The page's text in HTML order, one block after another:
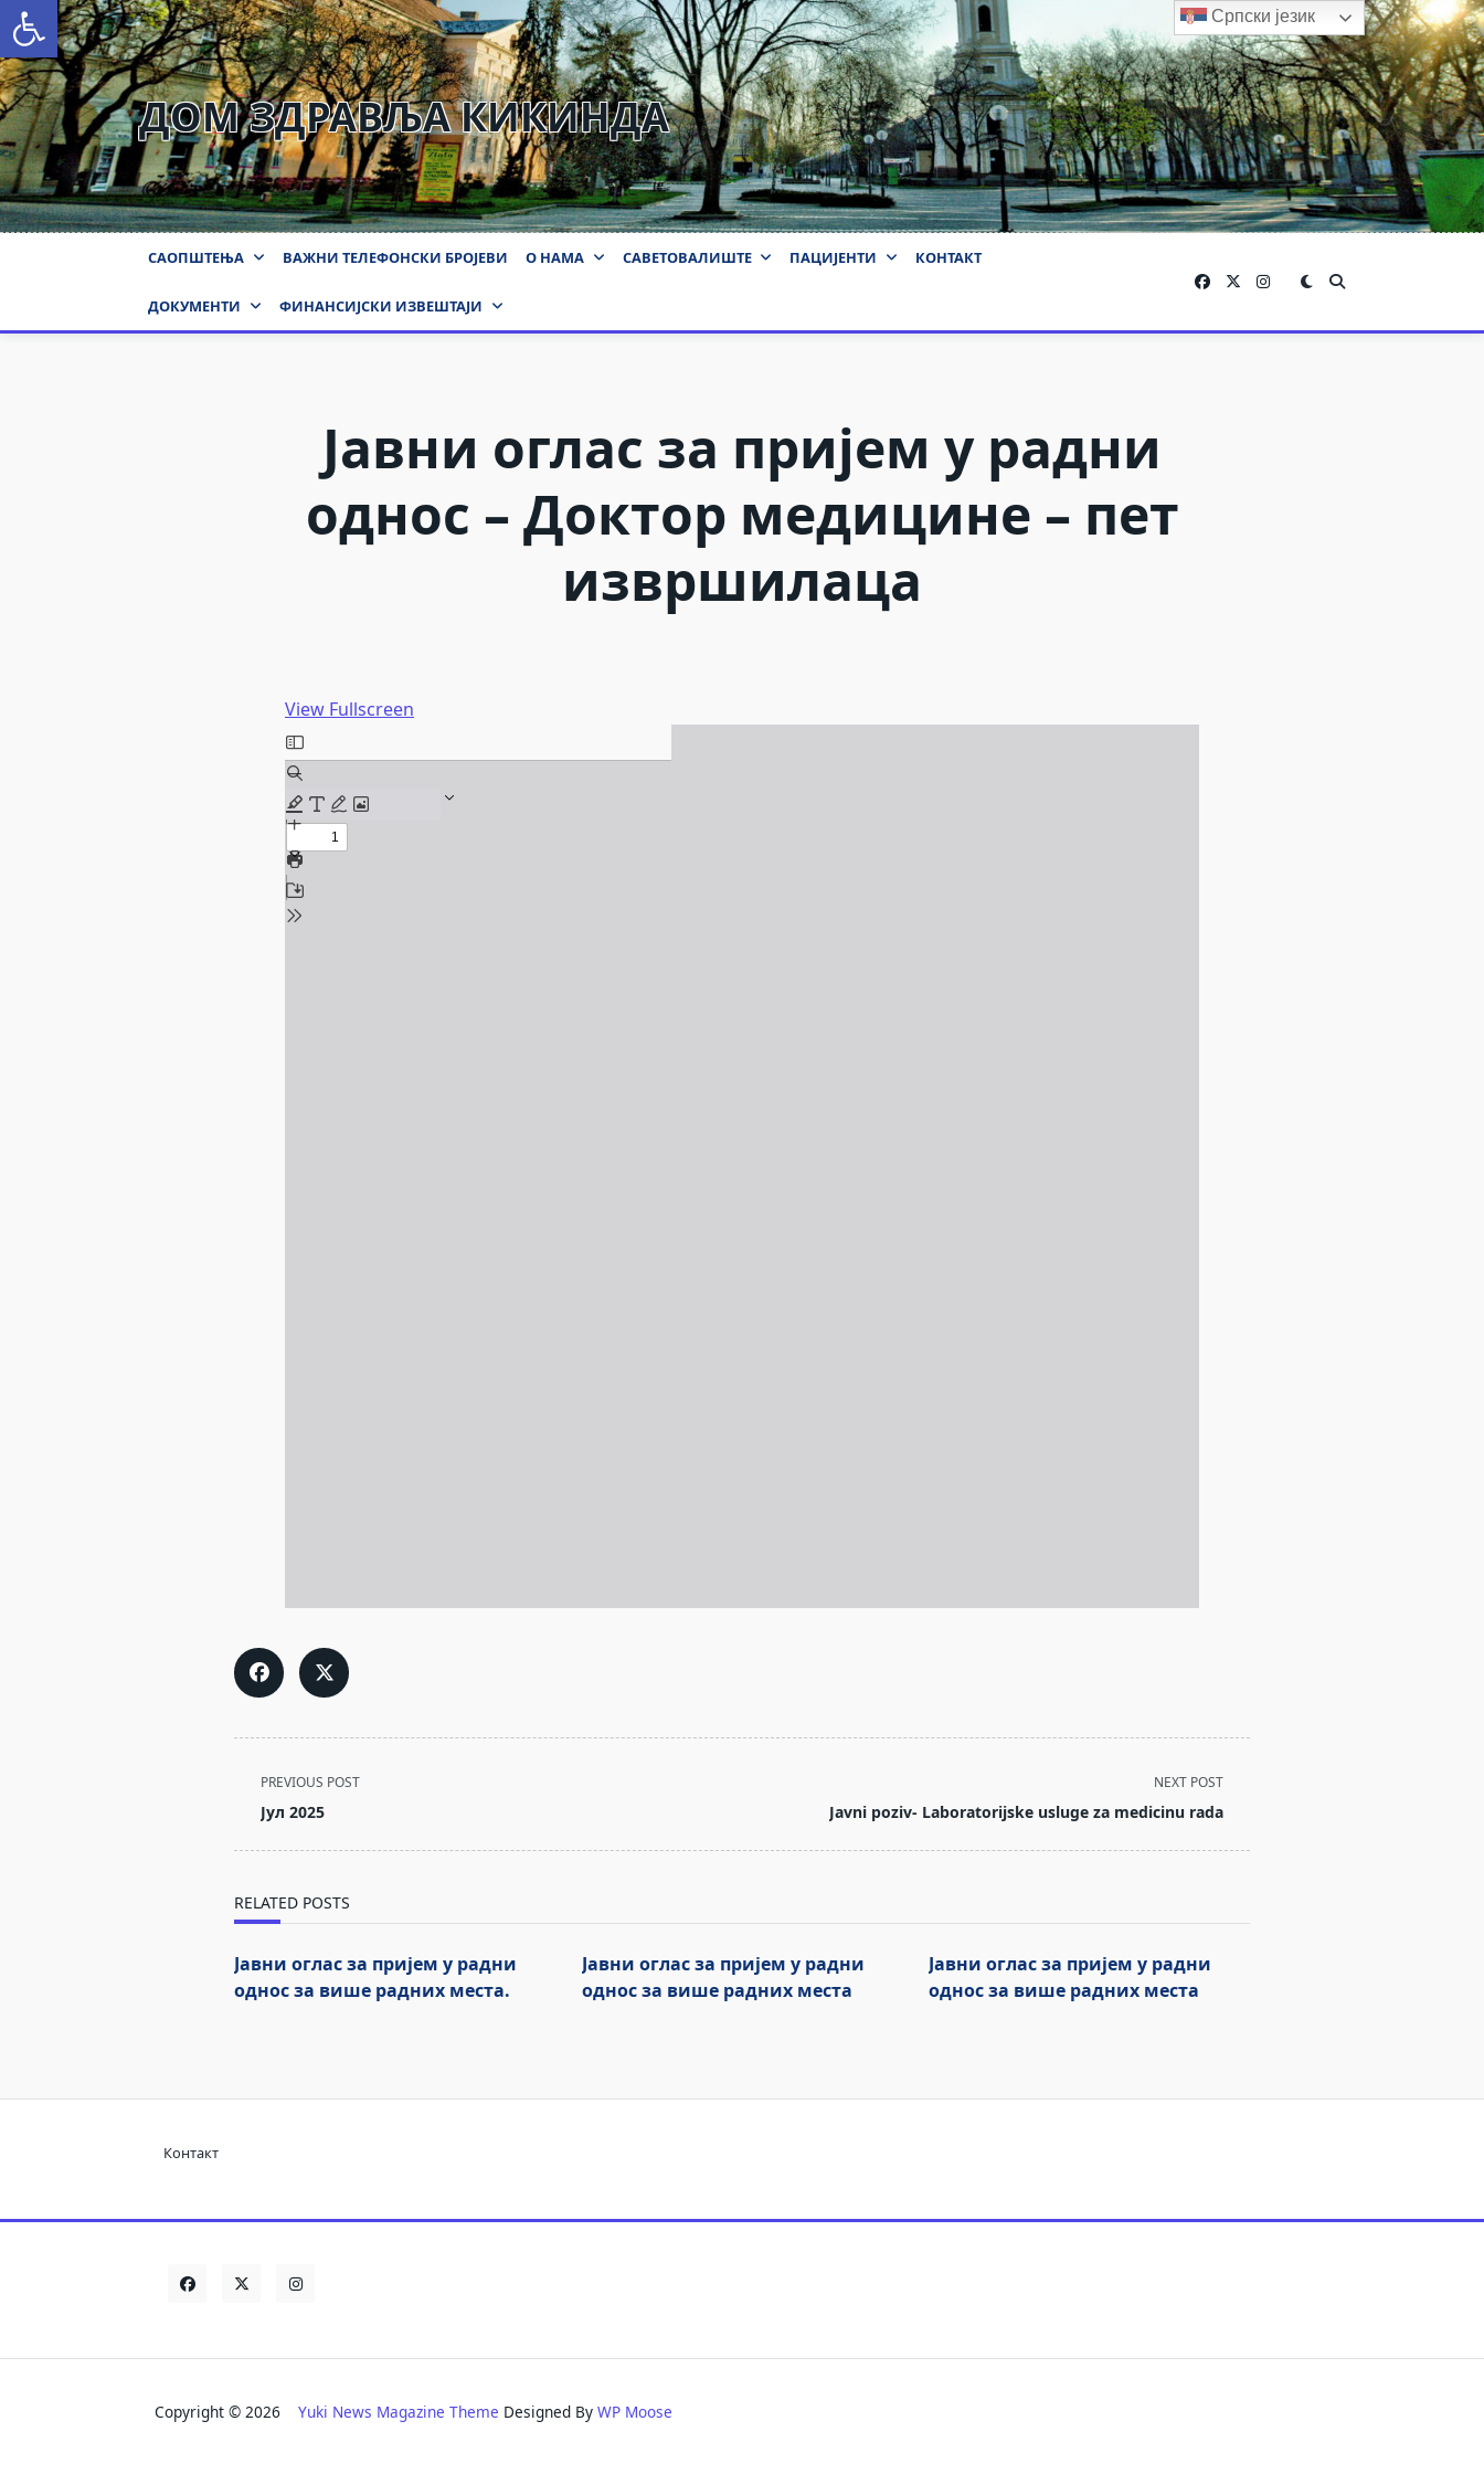
Skip
to
content
ДОМ ЗДРАВЉА КИКИНДА
САОПШТЕЊА ВАЖНИ ТЕЛЕФОНСКИ БРОЈЕВИ О НАМА САВЕТОВАЛИШТЕ ПАЦИЈЕНТИ КОНТАКТ
ДОКУМЕНТИ ФИНАНСИЈСКИ ИЗВЕШТАЈИ
Јавни оглас за пријем у радни
однос – Доктор медицине – пет
извршилаца
View Fullscreen
Skip
to
PDF
content
<span
class="nav-
reader-
text">Page</span>
PREVIOUS POST
Јул 2025
NEXT POST
Javni poziv- Laboratorijske usluge za medicinu rada
RELATED POSTS
Јавни оглас за пријем у радни
однос за више радних места.
Јавни оглас за пријем у радни
однос за више радних места
Јавни оглас за пријем у радни
однос за више радних места
Контакт
Copyright © 2026 Yuki News Magazine Theme Designed By WP Moose
Српски језик